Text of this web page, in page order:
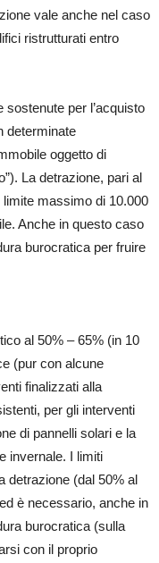
vale anche nel caso
ristrutturati entro
sostenute per l’acquisto
determinate
oggetto di
La detrazione, pari al
massimo di 10.000
Anche in questo caso
burocratica per fruire
al 50% – 65% (in 10
(pur con alcune
finalizzati alla
per gli interventi
di pannelli solari e la
invernale. I limiti
detrazione (dal 50% al
è necessario, anche in
burocratica (sulla
con il proprio